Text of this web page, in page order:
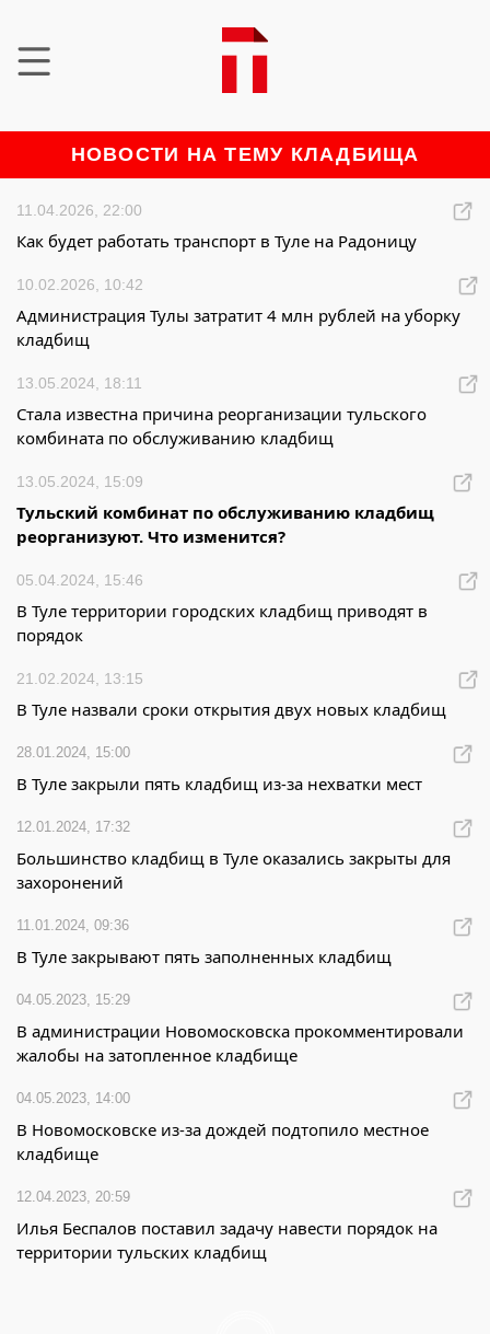
НОВОСТИ НА ТЕМУ КЛАДБИЩА
11.04.2026, 22:00
Как будет работать транспорт в Туле на Радоницу
10.02.2026, 10:42
Администрация Тулы затратит 4 млн рублей на уборку
кладбищ
13.05.2024, 18:11
Стала известна причина реорганизации тульского
комбината по обслуживанию кладбищ
13.05.2024, 15:09
Тульский комбинат по обслуживанию кладбищ
реорганизуют. Что изменится?
05.04.2024, 15:46
В Туле территории городских кладбищ приводят в
порядок
21.02.2024, 13:15
В Туле назвали сроки открытия двух новых кладбищ
28.01.2024, 15:00
В Туле закрыли пять кладбищ из-за нехватки мест
12.01.2024, 17:32
Большинство кладбищ в Туле оказались закрыты для
захоронений
11.01.2024, 09:36
В Туле закрывают пять заполненных кладбищ
04.05.2023, 15:29
В администрации Новомосковска прокомментировали
жалобы на затопленное кладбище
04.05.2023, 14:00
В Новомосковске из-за дождей подтопило местное
кладбище
12.04.2023, 20:59
Илья Беспалов поставил задачу навести порядок на
территории тульских кладбищ